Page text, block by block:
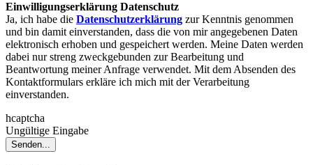
Einwilligungserklärung Datenschutz
Ja, ich habe die Datenschutzerklärung zur Kenntnis genommen
und bin damit einverstanden, dass die von mir angegebenen Daten
elektronisch erhoben und gespeichert werden. Meine Daten werden
dabei nur streng zweckgebunden zur Bearbeitung und
Beantwortung meiner Anfrage verwendet. Mit dem Absenden des
Kontaktformulars erkläre ich mich mit der Verarbeitung
einverstanden.
hcaptcha
Ungültige Eingabe
Senden...